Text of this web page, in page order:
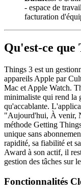
- espace de
facturation
Qu'est-ce que
Things 3 est un
appareils Apple par
Mac et Apple Watch.
minimaliste qui rend la
qu'accablante.
"Aujourd'hui, À venir,
méthode Getting
unique sans
rapidité, sa fiabilité et
Award à son actif, il
gestion des tâches sur
Fonctionnalités